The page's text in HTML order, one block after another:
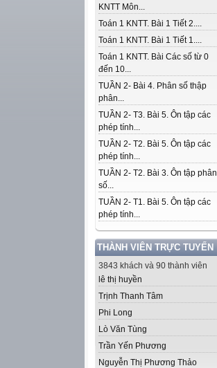
KNTT Môn...
Toán 1 KNTT. Bài 1 Tiết 2....
Toán 1 KNTT. Bài 1 Tiết 1....
Toán 1 KNTT. Bài Các số từ 0
đến 10...
TUẦN 2- Bài 4. Phân số thập
phân...
TUẦN 2- T3. Bài 5. Ôn tập các
phép tính...
TUẦN 2- T2. Bài 5. Ôn tập các
phép tính...
TUẦN 2- T2. Bài 3. Ôn tập phân
số...
TUẦN 2- T1. Bài 5. Ôn tập các
phép tính...
THÀNH VIÊN TRỰC TUYẾN
3843 khách và 90 thành viên
lê thị huyền
Trịnh Thanh Tâm
Phi Long
Lò Văn Tùng
Trần Yến Phương
Nguyễn Thị Phương Thảo